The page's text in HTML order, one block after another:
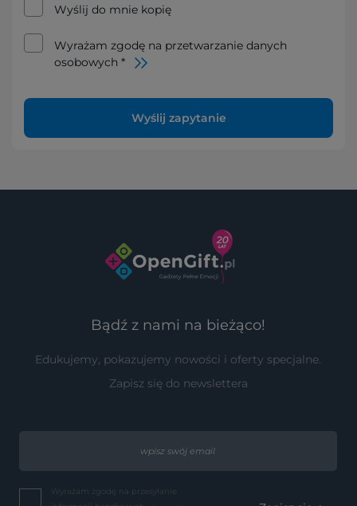
Wyślij do mnie kopię
Wyrażam zgodę na przetwarzanie danych
osobowych *
Wyślij zapytanie
Bądź z nami na bieżąco!
Edukujemy, pokazujemy nowości i oferty specjalne.
Zapisz się do newslettera
Wyrażam zgodę na przesyłanie